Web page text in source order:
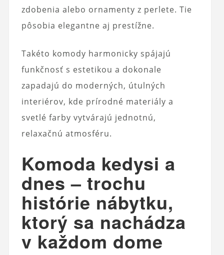
zdobenia alebo ornamenty z perlete. Tie
pôsobia elegantne aj prestížne.
Takéto komody harmonicky spájajú
funkčnosť s estetikou a dokonale
zapadajú do moderných, útulných
interiérov, kde prírodné materiály a
svetlé farby vytvárajú jednotnú,
relaxačnú atmosféru.
Komoda kedysi a
dnes – trochu
histórie nábytku,
ktorý sa nachádza
v každom dome